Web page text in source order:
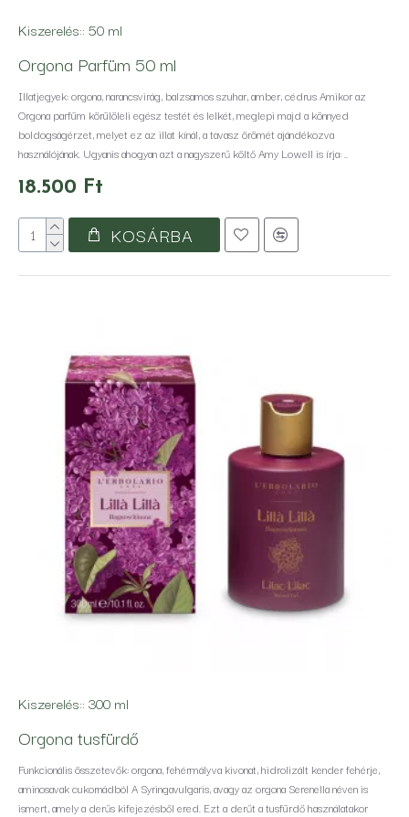
Kiszerelés:: 50 ml
Orgona Parfüm 50 ml
Illatjegyek: orgona, narancsvirág, balzsamos szuhar, amber, cédrus Amikor az
Orgona parfüm körülöleli egész testét és lelkét, meglepi majd a könnyed
boldogságérzet, melyet ez az illat kínál, a tavasz örömét ajándékozva
használójának. Ugyanis ahogyan azt a nagyszerű költő Amy Lowell is írja: ..
18.500 Ft
KOSÁRBA
Kiszerelés:: 300 ml
Orgona tusfürdő
Funkcionális összetevők: orgona, fehérmályva kivonat, hidrolizált kender fehérje,
aminosavak cukornádból A Syringavulgaris, avagy az orgona Serenella néven is
ismert, amely a derűs kifejezésből ered. Ezt a derűt a tusfürdő használatakor